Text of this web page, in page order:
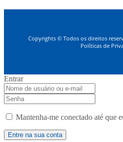
Copyrights © Todos os direitos
Políticas de
Entrar
Mantenha-me conectado até que